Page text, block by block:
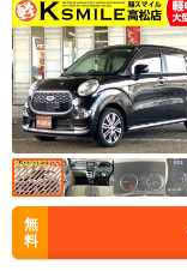
無
料